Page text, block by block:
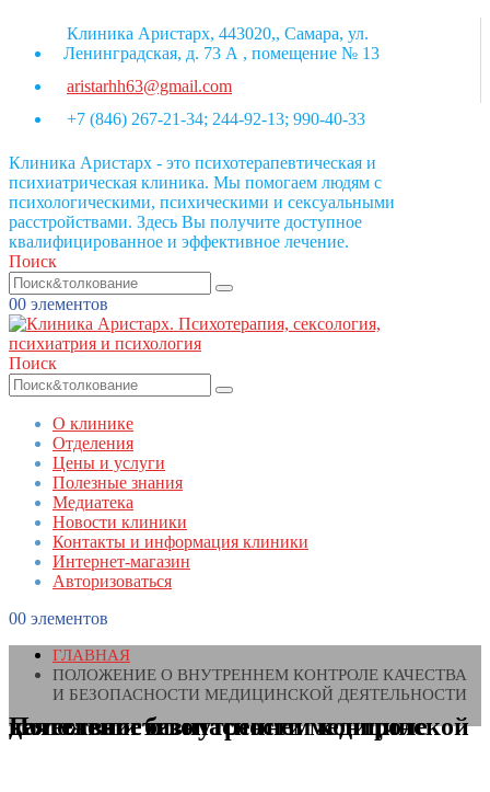
Клиника Аристарх, 443020,, Самара, ул.
Ленинградская, д. 73 А , помещение № 13
aristarhh63@gmail.com
+7 (846) 267-21-34; 244-92-13; 990-40-33
Клиника Аристарх - это психотерапевтическая и
психиатрическая клиника. Мы помогаем людям с
психологическими, психическими и сексуальными
расстройствами. Здесь Вы получите доступное
квалифицированное и эффективное лечение.
Поиск
00 элементов
Поиск
О клинике
Отделения
Цены и услуги
Полезные знания
Медиатека
Новости клиники
Контакты и информация клиники
Интернет-магазин
Авторизоваться
00 элементов
ГЛАВНАЯ
ПОЛОЖЕНИЕ О ВНУТРЕННЕМ КОНТРОЛЕ КАЧЕСТВА
И БЕЗОПАСНОСТИ МЕДИЦИНСКОЙ ДЕЯТЕЛЬНОСТИ
Положение о внутреннем контроле качества и безопасности медицинской деятельности